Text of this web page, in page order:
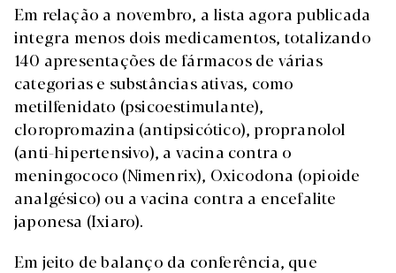
Em relação a novembro, a lista agora publicada
integra menos dois medicamentos, totalizando
140 apresentações de fármacos de várias
categorias e substâncias ativas, como
metilfenidato (psicoestimulante),
cloropromazina (antipsicótico), propranolol
(anti-hipertensivo), a vacina contra o
meningococo (Nimenrix), Oxicodona (opioide
analgésico) ou a vacina contra a encefalite
japonesa (Ixiaro).
Em jeito de balanço da conferência, que